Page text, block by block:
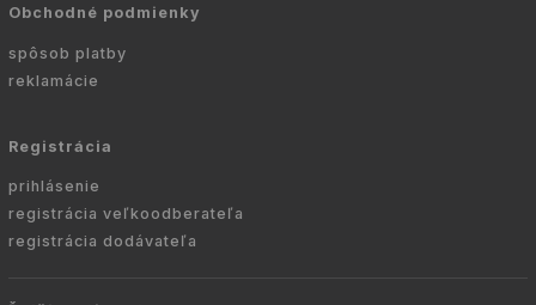
Obchodné podmienky
spôsob platby
reklamácie
Registrácia
prihlásenie
registrácia veľkoodberateľa
registrácia dodávateľa